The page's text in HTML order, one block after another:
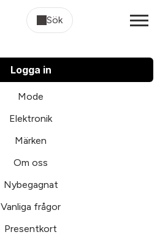
Sök
Logga in
Mode
Elektronik
Märken
Om oss
Nybegagnat
Vanliga frågor
Presentkort